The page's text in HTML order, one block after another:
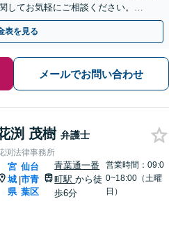
してお気軽にご相談ください。
対応】
表を見る
メールでお問い合わせ
渕 茂樹 弁護士
渕法律事務所
宮
城
県
|
仙台
市青
葉区
青葉通一番
町駅から徒
歩6分
営業時間：09:0
0~18:00（土曜
日）